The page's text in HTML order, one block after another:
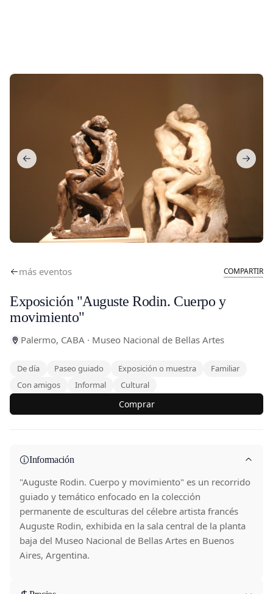
más eventos COMPARTIR
Exposición "Auguste Rodin. Cuerpo y
movimiento"
Palermo, CABA · Museo Nacional de Bellas Artes
De día Paseo guiado Exposición o muestra
Familiar
Con amigos
Informal Cultural
Comprar
Información
"Auguste Rodin. Cuerpo y movimiento" es un recorrido
guiado y temático enfocado en la colección
permanente de esculturas del célebre artista francés
Auguste Rodin, exhibida en la sala central de la planta
baja del Museo Nacional de Bellas Artes en Buenos
Aires, Argentina.